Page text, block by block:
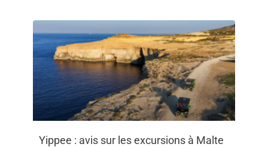
Yippee : avis sur les excursions à Malte